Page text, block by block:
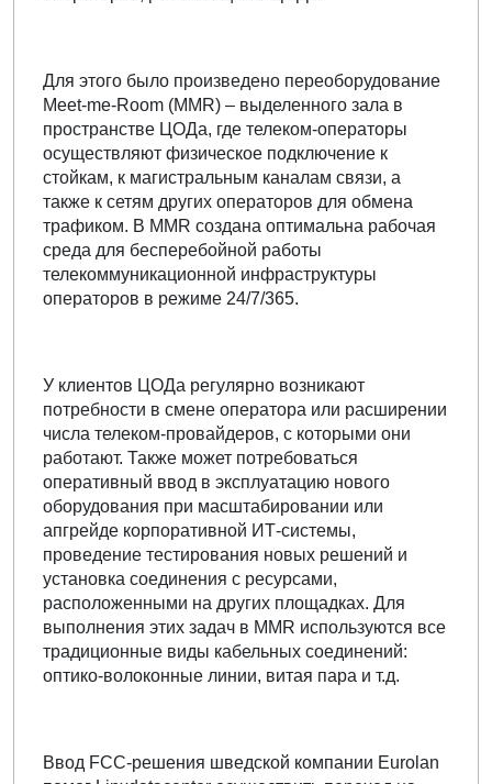
Для этого было произведено переоборудование
Meet-me-Room (MMR) – выделенного зала в
пространстве ЦОДа, где телеком-операторы
осуществляют физическое подключение к
стойкам, к магистральным каналам связи, а
также к сетям других операторов для обмена
трафиком. В MMR создана оптимальна рабочая
среда для бесперебойной работы
телекоммуникационной инфраструктуры
операторов в режиме 24/7/365.
У клиентов ЦОДа регулярно возникают
потребности в смене оператора или расширении
числа телеком-провайдеров, с которыми они
работают. Также может потребоваться
оперативный ввод в эксплуатацию нового
оборудования при масштабировании или
апгрейде корпоративной ИТ-системы,
проведение тестирования новых решений и
установка соединения с ресурсами,
расположенными на других площадках. Для
выполнения этих задач в MMR используются все
традиционные виды кабельных соединений:
оптико-волоконные линии, витая пара и т.д.
Ввод FCC-решения шведской компании Eurolan